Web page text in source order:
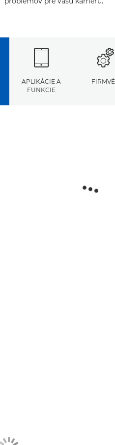
APLIKÁCIE A
FUNKCIE